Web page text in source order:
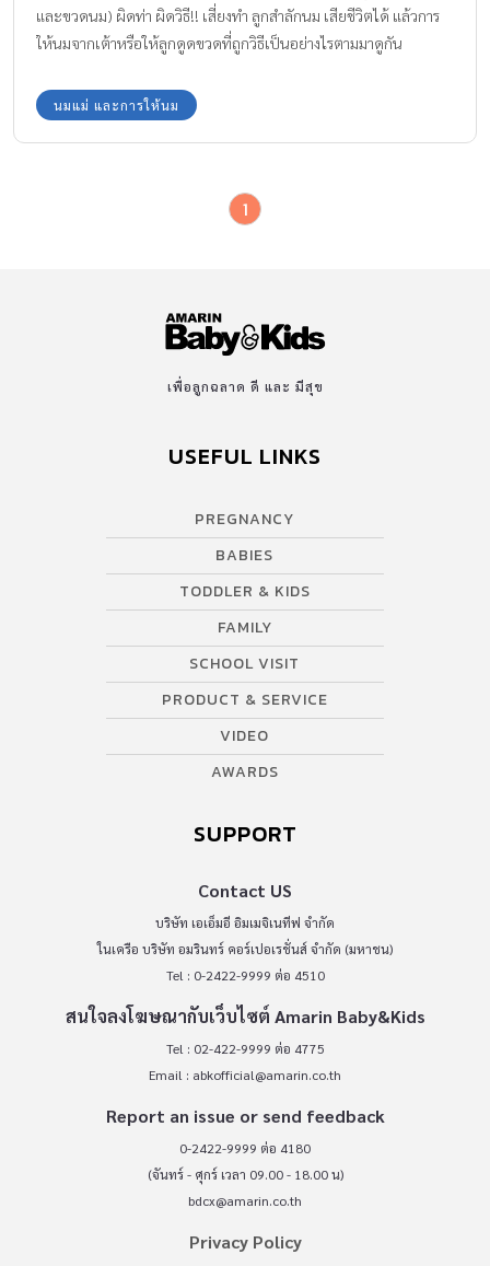
และขวดนม) ผิดท่า ผิดวิธี!! เสี่ยงทำ ลูกสำลักนม เสียชีวิตได้ แล้วการ
ให้นมจากเต้าหรือให้ลูกดูดขวดที่ถูกวิธีเป็นอย่างไรตามมาดูกัน
นมแม่ และการให้นม
1
เพื่อลูกฉลาด ดี และ มีสุข
USEFUL LINKS
PREGNANCY
BABIES
TODDLER & KIDS
FAMILY
SCHOOL VISIT
PRODUCT & SERVICE
VIDEO
AWARDS
SUPPORT
Contact US
บริษัท เอเอ็มอี อิมเมจิเนทีฟ จำกัด
ในเครือ บริษัท อมรินทร์ คอร์เปอเรชั่นส์ จำกัด (มหาชน)
Tel : 0-2422-9999 ต่อ 4510
สนใจลงโฆษณากับเว็บไซต์ Amarin Baby&Kids
Tel : 02-422-9999 ต่อ 4775
Email : abkofficial@amarin.co.th
Report an issue or send feedback
0-2422-9999 ต่อ 4180
(จันทร์ - ศุกร์ เวลา 09.00 - 18.00 น)
bdcx@amarin.co.th
Privacy Policy